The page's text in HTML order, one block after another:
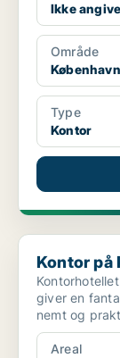
Ikke
Område
Type
Kontor
Kontor på
Kontor på
giver en
nemt og
Areal